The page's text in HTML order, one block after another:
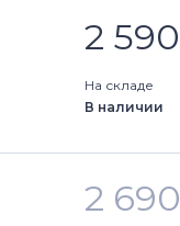
2 590
На складе
В наличии
2 690